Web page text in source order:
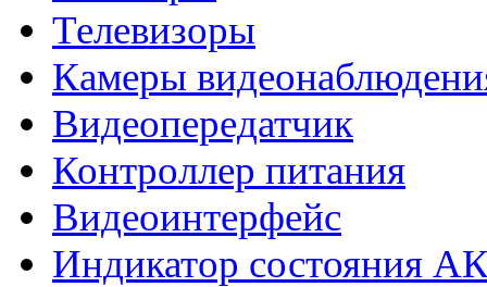
Телевизоры
Камеры
Видеопередатчик
Контроллер питания
Видеоинтерфейс
Индикатор состояния